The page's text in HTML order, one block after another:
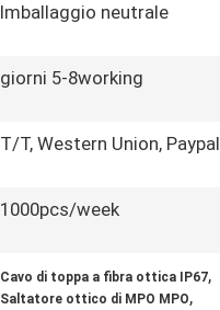
Imballaggio neutrale
giorni 5-8working
T/T, Western Union, Paypal
1000pcs/week
Cavo di toppa a fibra ottica IP67,
Saltatore ottico di MPO MPO,